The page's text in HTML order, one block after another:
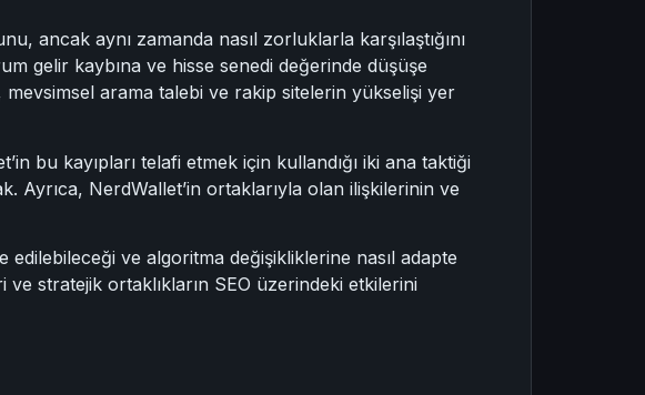
ancak aynı zamanda nasıl zorluklarla karşılaştığını
gelir kaybına ve hisse senedi değerinde düşüşe
mevsimsel arama talebi ve rakip sitelerin yükselişi yer
bu kayıpları telafi etmek için kullandığı iki ana taktiği
Ayrıca, NerdWallet’in ortaklarıyla olan ilişkilerinin ve
edilebileceği ve algoritma değişikliklerine nasıl adapte
stratejik ortaklıkların SEO üzerindeki etkilerini